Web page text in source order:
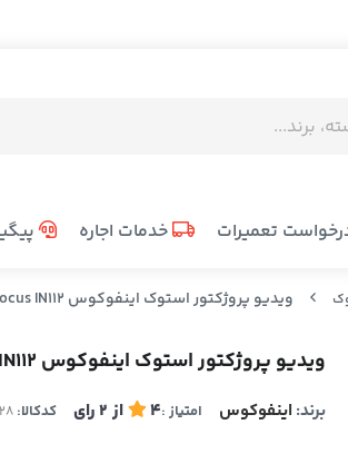
تعمیرات خدمات اجاره
ویدیو پروژکتور استوک اینفوکوس Infocus IN112
ویدیو پروژکتور استوک اینفوکوس Infocus IN112
برند: اینفوکوس امتیاز :4 از 2رای کدکالا: